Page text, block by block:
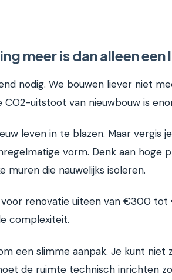
meer is dan alleen een
nodig. We bouwen liever niet
uitstoot van nieuwbouw is
leven in te blazen. Maar vergis
vorm. Denk aan hoge
muren die nauwelijks isoleren.
voor renovatie uiteen van €300
complexiteit.
een slimme aanpak. Je kunt niet
de ruimte technisch inrichten